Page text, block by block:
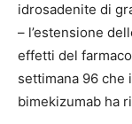
idrosadenite di
– l’estensione
effetti del
settimana 96 che
bimekizumab ha